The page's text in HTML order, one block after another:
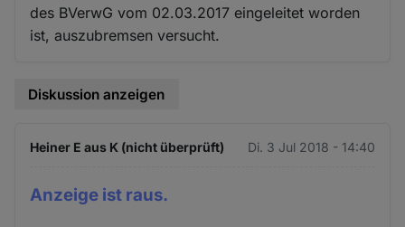
des BVerwG vom 02.03.2017 eingeleitet worden
ist, auszubremsen versucht.
Diskussion anzeigen
Heiner E aus K (nicht überprüft) Di. 3 Jul 2018 - 14:40
Anzeige ist raus.